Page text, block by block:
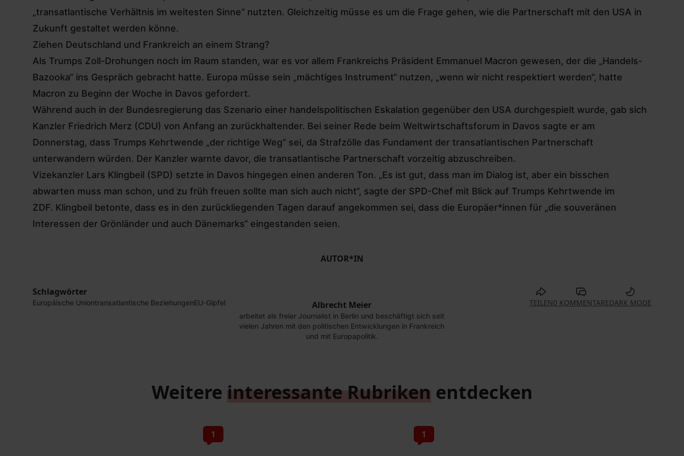
„transatlantische Verhältnis im weitesten Sinne“ nutzten. Gleichzeitig müsse es um die Frage gehen, wie die Partnerschaft mit den USA in
Zukunft gestaltet werden könne.
Ziehen Deutschland und Frankreich an einem Strang?
Als Trumps Zoll-Drohungen noch im Raum standen, war es vor allem Frankreichs Präsident Emmanuel Macron gewesen, der die „Handels-
Bazooka“ ins Gespräch gebracht hatte. Europa müsse sein „mächtiges Instrument“ nutzen, „wenn wir nicht respektiert werden“, hatte
Macron zu Beginn der Woche in Davos gefordert.
Während auch in der Bundesregierung das Szenario einer handelspolitischen Eskalation gegenüber den USA durchgespielt wurde, gab sich
Kanzler Friedrich Merz (CDU) von Anfang an zurückhaltender. Bei seiner Rede beim Weltwirtschaftsforum in Davos sagte er am
Donnerstag, dass Trumps Kehrtwende „der richtige Weg“ sei, da Strafzölle das Fundament der transatlantischen Partnerschaft
unterwandern würden. Der Kanzler warnte davor, die transatlantische Partnerschaft vorzeitig abzuschreiben.
Vizekanzler Lars Klingbeil (SPD) setzte in Davos hingegen einen anderen Ton. „Es ist gut, dass ⁠man im Dialog ist, aber ​ein bisschen
abwarten muss man schon, und zu früh freuen sollte man sich auch nicht“, sagte der SPD-Chef mit Blick auf Trumps Kehrtwende im
ZDF. Klingbeil betonte, dass es in den zurückliegenden Tagen darauf angekommen sei, dass die Europäer*innen für „die souveränen
Interessen der Grönländer und auch Dänemarks“ eingestanden seien.
Schlagwörter
Europäische Uniontransatlantische BeziehungenEU-Gipfel
AUTOR*IN
Albrecht Meier
arbeitet als freier Journalist in Berlin und beschäftigt sich seit
vielen Jahren mit den politischen Entwicklungen in Frankreich
und mit Europapolitik.
TEILEN0 KOMMENTAREDARK MODE
Weitere interessante Rubriken entdecken
1 1